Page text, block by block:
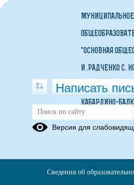
Введение ФООП
Введение ФООП
"ОСНОВНАЯ
И .РАДЧЕНКО С.
КАБАРДИНО-
Написать
Версия для
Сведения об